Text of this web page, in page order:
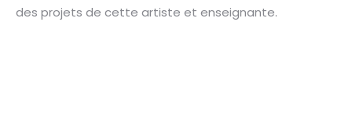
des projets de cette artiste et enseignante.